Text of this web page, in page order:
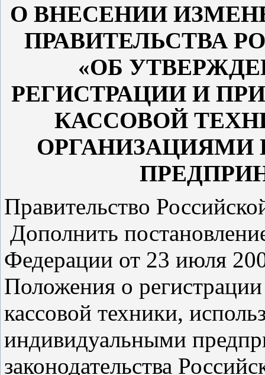
О ВНЕСЕНИИ
ПРАВИТЕЛЬСТВА
«ОБ
РЕГИСТРАЦИИ И
КАССОВОЙ
Правительство
Дополнить
Федерации от 23 июля
Положения о
кассовой техники,
индивидуальными
законодательства